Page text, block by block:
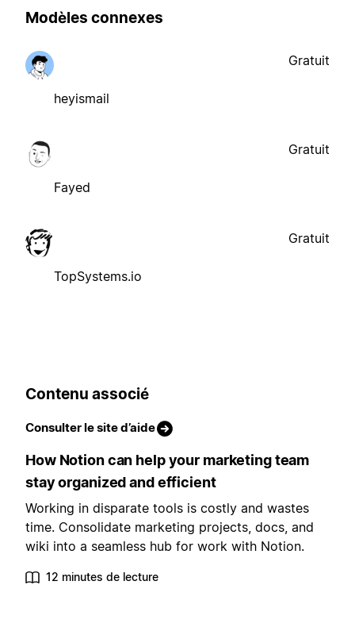
Modèles connexes
heyismail
Gratuit
Fayed
Gratuit
TopSystems.io
Gratuit
Contenu associé
Consulter le site d’aide
How Notion can help your marketing team
stay organized and efficient
Working in disparate tools is costly and wastes
time. Consolidate marketing projects, docs, and
wiki into a seamless hub for work with Notion.
12 minutes de lecture